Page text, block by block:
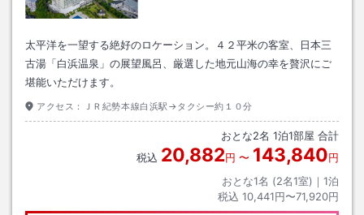
太平洋を一望する絶好のロケーション。４２平米の客室、日本三
古湯「白浜温泉」の展望風呂、厳選した地元山海の幸を贅沢にご
堪能いただけます。
アクセス： ＪＲ紀勢本線白浜駅→タクシー約１０分
おとな2名 1泊1部屋 合計
税込 20,882円 〜 143,840円
おとな1名 (2名1室)｜ 1泊
税込 10,441円〜71,920円